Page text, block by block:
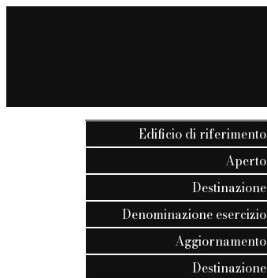
Edificio di riferimento
Aperto
Destinazione
Denominazione esercizio
Aggiornamento
Destinazione